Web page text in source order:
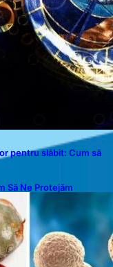
pentru slăbit: Cum să
Să Ne Protejăm